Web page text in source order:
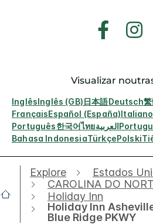
Visualizar
InglêsInglês (GB)日本語Deutsch
FrançaisEspañol (España)Italiano
Português한국어ไทยالعربية
Bahasa IndonesiaTürkçePolski
Explore
Estados
CAROLINA DO
Holiday Inn
Holiday Inn
Blue Ridge PKWY